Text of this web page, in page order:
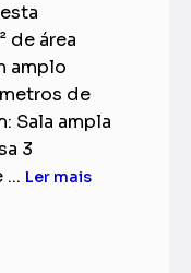
de área
amplo
de
Sala ampla
3
Ler mais